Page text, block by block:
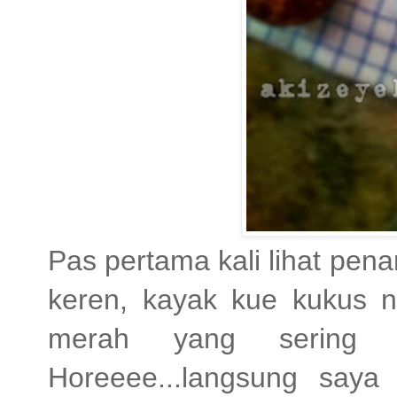
Pas pertama kali lihat
keren, kayak kue kukus
merah yang
Horeeee...langsung